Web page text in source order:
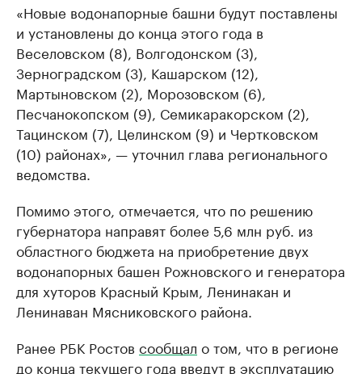
«Новые водонапорные башни будут поставлены
и установлены до конца этого года в
Веселовском (8), Волгодонском (3),
Зерноградском (3), Кашарском (12),
Мартыновском (2), Морозовском (6),
Песчанокопском (9), Семикаракорском (2),
Тацинском (7), Целинском (9) и Чертковском
(10) районах», — уточнил глава регионального
ведомства.
Помимо этого, отмечается, что по решению
губернатора направят более 5,6 млн руб. из
областного бюджета на приобретение двух
водонапорных башен Рожновского и генератора
для хуторов Красный Крым, Ленинакан и
Ленинаван Мясниковского района.
Ранее РБК Ростов сообщал о том, что в регионе
до конца текущего года введут в эксплуатацию